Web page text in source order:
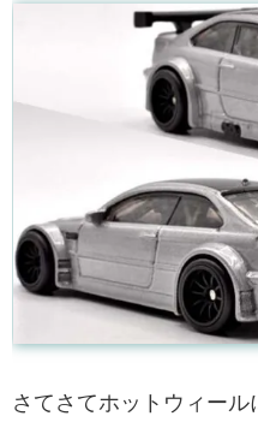
さてさてホットウィー